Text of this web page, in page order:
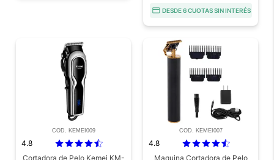
DESDE 6 CUOTAS SIN INTERÉS
COD. KEMEI009
4.8
Cortadora de Pelo Kemei KM-
COD. KEMEI007
4.8
Maquina Cortadora de Pelo